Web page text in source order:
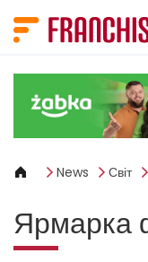
News Світ
Ярмарка